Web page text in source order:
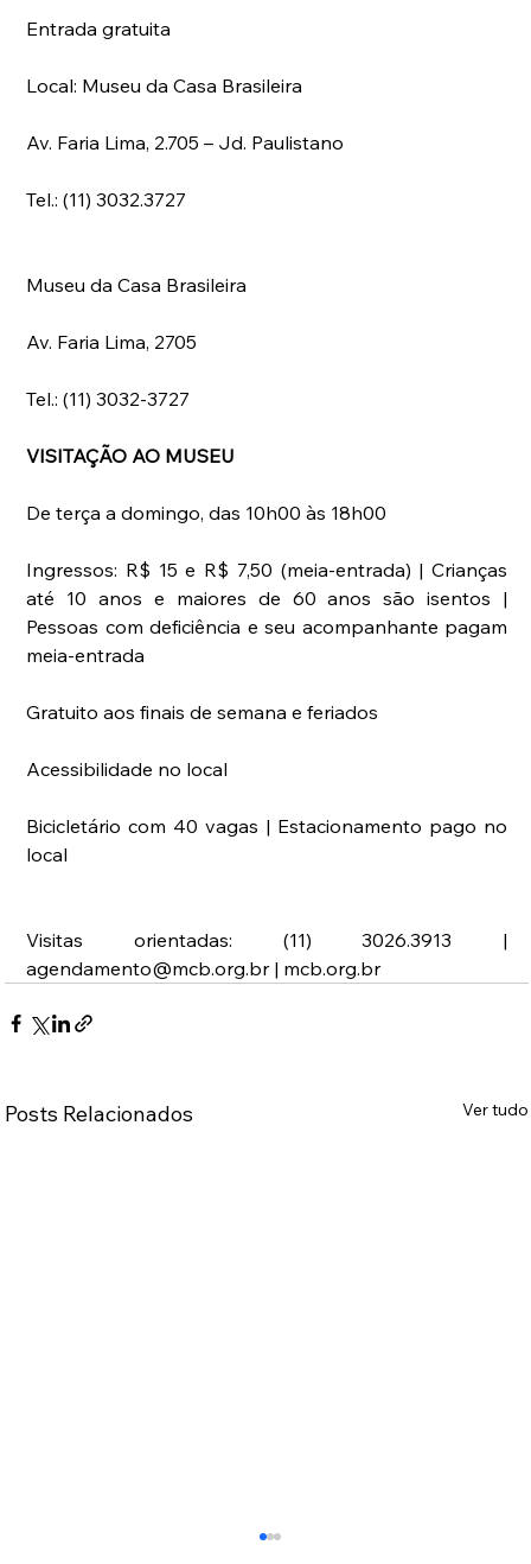
Entrada gratuita
Local: Museu da Casa Brasileira
Av. Faria Lima, 2.705 – Jd. Paulistano
Tel.: (11) 3032.3727
Museu da Casa Brasileira
Av. Faria Lima, 2705
Tel.: (11) 3032-3727
VISITAÇÃO AO MUSEU
De terça a domingo, das 10h00 às 18h00
Ingressos: R$ 15 e R$ 7,50 (meia-entrada) | Crianças
até 10 anos e maiores de 60 anos são isentos |
Pessoas com deficiência e seu acompanhante pagam
meia-entrada
Gratuito aos finais de semana e feriados
Acessibilidade no local
Bicicletário com 40 vagas | Estacionamento pago no
local
Visitas orientadas: (11) 3026.3913 |
agendamento@mcb.org.br | mcb.org.br
Posts Relacionados Ver tudo